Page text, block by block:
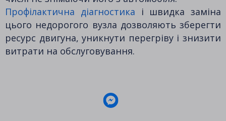
Профілактична діагностика і швидка заміна
цього недорогого вузла дозволяють зберегти
ресурс двигуна, уникнути перегріву і знизити
витрати на обслуговування.